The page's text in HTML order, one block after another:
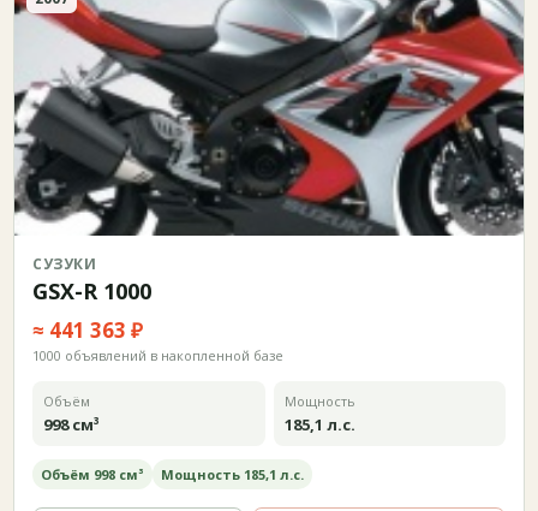
СУЗУКИ
GSX-R 1000
≈ 441 363 ₽
1000 объявлений в накопленной базе
Объём
998 см³
Мощность
185,1 л.с.
Объём 998 см³ Мощность 185,1 л.с.